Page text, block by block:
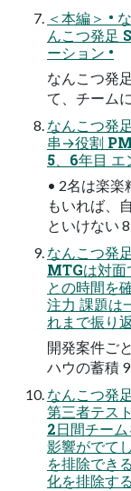
＜本編＞ •
んこつ発足
ーション •
なんこつ発
て、チーム
なんこつ発
串→役割 PM
5、6年目 エ
• 2名は楽楽
もいれば、
といけない 8
なんこつ発
MTGは対面
との時間を
注力 課題は
れまで振り
開発案件ご
ハウの蓄積 9
なんこつ発
第三者テス
2日間チー
影響がでて
を排除でき
化を排除す